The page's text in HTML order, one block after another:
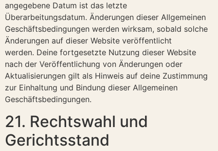
angegebene Datum ist das letzte
Überarbeitungsdatum. Änderungen dieser Allgemeinen
Geschäftsbedingungen werden wirksam, sobald solche
Änderungen auf dieser Website veröffentlicht
werden. Deine fortgesetzte Nutzung dieser Website
nach der Veröffentlichung von Änderungen oder
Aktualisierungen gilt als Hinweis auf deine Zustimmung
zur Einhaltung und Bindung dieser Allgemeinen
Geschäftsbedingungen.
21. Rechtswahl und
Gerichtsstand